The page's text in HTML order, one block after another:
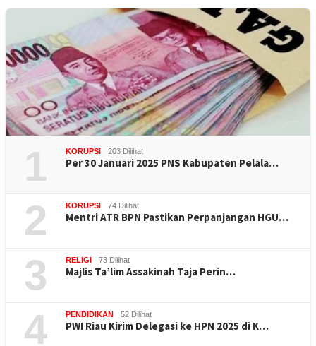
1 KORUPSI 203 Dilihat
Per 30 Januari 2025 PNS Kabupaten Pelala…
2 KORUPSI 74 Dilihat
Mentri ATR BPN Pastikan Perpanjangan HGU…
3 RELIGI 73 Dilihat
Majlis Ta’lim Assakinah Taja Perin…
4 PENDIDIKAN 52 Dilihat
PWI Riau Kirim Delegasi ke HPN 2025 di K…